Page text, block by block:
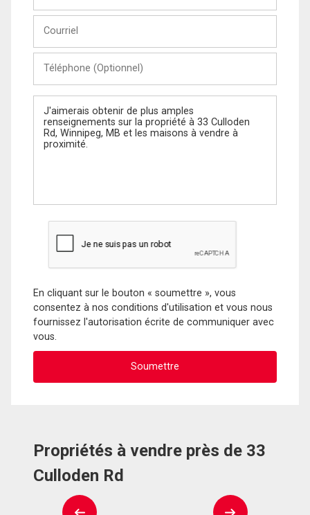
Nom
(Optionnel)
Message
En cliquant sur le bouton « soumettre », vous
consentez à nos conditions d'utilisation et vous nous
fournissez l'autorisation écrite de communiquer avec
vous.
Propriétés à vendre près de 33
Culloden Rd